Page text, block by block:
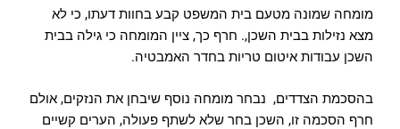
מומחה שמונה מטעם בית המשפט קבע בחוות דעתו, כי לא
מצא נזילות בבית השכן,. חרף כך, ציין המומחה כי גילה בבית
השכן עבודות איטום טריות בחדר האמבטיה.
בהסכמת הצדדים, נבחר מומחה נוסף שיבחן את הנזקים, אולם
חרף הסכמה זו, השכן בחר שלא לשתף פעולה, הערים קשיים